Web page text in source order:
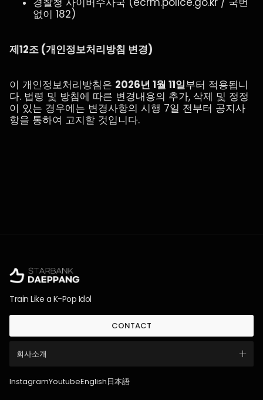
없이 182)
제12조 (개인정보처리방침 변경)
이 개인정보처리방침은 2026년 1월 11일부터 적용됩니
다. 법령 및 방침에 따른 변경내용의 추가, 삭제 및 정정
이 있는 경우에는 변경사항의 시행 7일 전부터 공지사
항을 통하여 고지할 것입니다.
Train Like a K-Pop Idol
CONTACT
회사소개
InstagramYoutubeEnglish日本語